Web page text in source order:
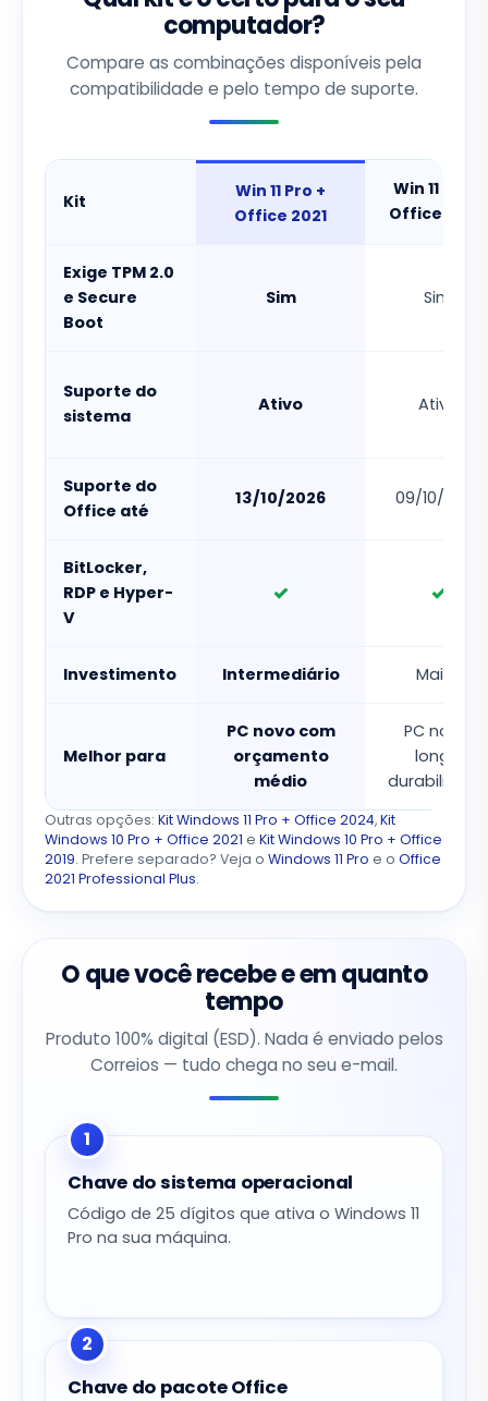
computador?
Compare as combinações disponíveis pela
compatibilidade e pelo tempo de suporte.
Kit
Win 11 Pro +
Office 2021
Win 11 Pro +
Office 2024
Exige TPM 2.0
e Secure
Boot
Sim Sim
Suporte do
sistema
Ativo Ativo
Suporte do
Office até
13/10/2026 09/10/2029
BitLocker,
RDP e Hyper-
V
✓ ✓
Investimento Intermediário Maior
Melhor para
PC novo com
orçamento
médio
PC novo,
longa
durabilidade
Outras opções: Kit Windows 11 Pro + Office 2024,Kit
Windows 10 Pro + Office 2021 e Kit Windows 10 Pro + Office
2019. Prefere separado? Veja o Windows 11 Pro e o Office
2021 Professional Plus.
O que você recebe e em quanto
tempo
Produto 100% digital (ESD). Nada é enviado pelos
Correios — tudo chega no seu e-mail.
1
Chave do sistema operacional
Código de 25 dígitos que ativa o Windows 11
Pro na sua máquina.
2
Chave do pacote Office